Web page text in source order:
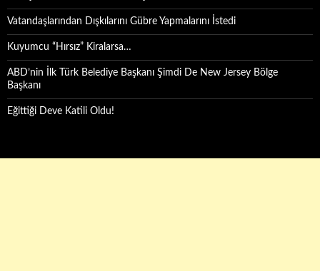
Vatandaşlarından Dışkılarını Gübre Yapmalarını İstedi
Kuyumcu “Hırsız” Kiralarsa…
ABD’nin İlk Türk Belediye Başkanı Şimdi De New Jersey Bölge
Başkanı
Eğittiği Deve Katili Oldu!